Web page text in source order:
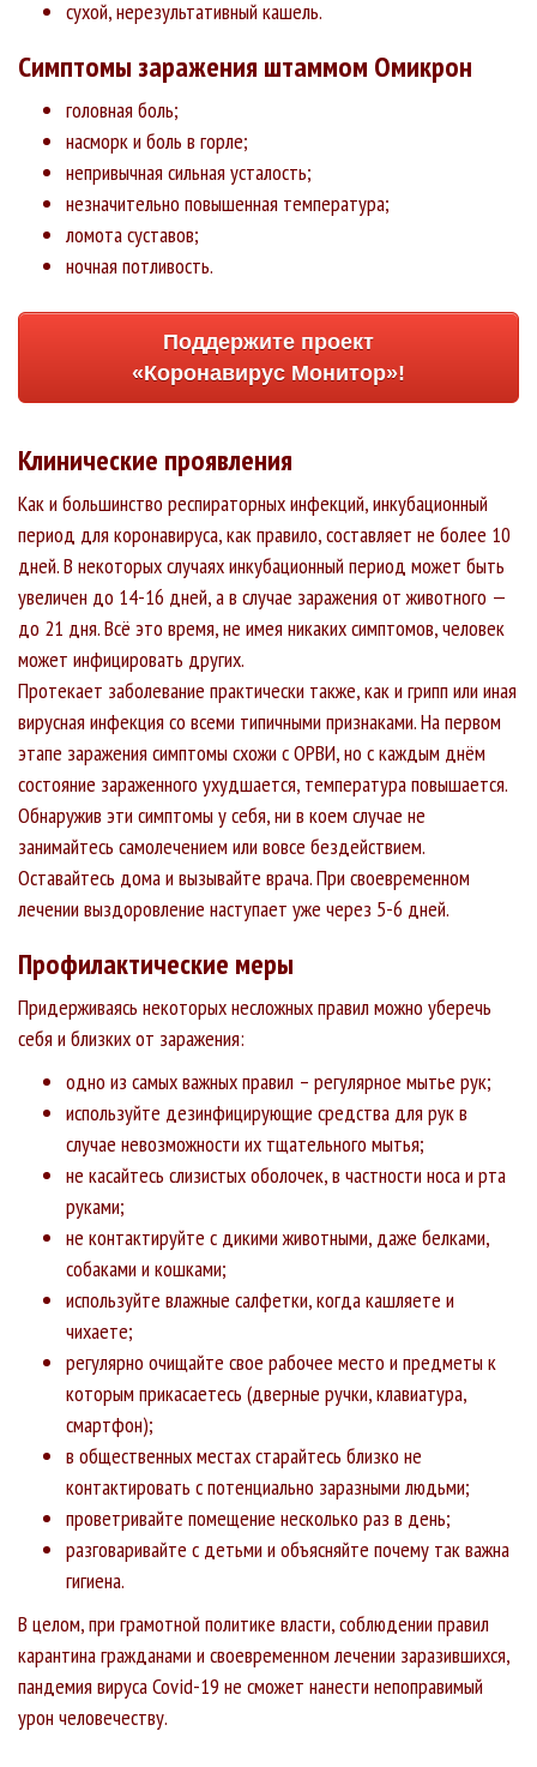
область +163 +72
автономная
+32 +29 +2
Ненецкий
автономный
округ
4305
+96
Чукотский
автономный
3192 2949 40
сухой, нерезультативный кашель.
Симптомы заражения штаммом Омикрон
головная боль;
насморк и боль в горле;
непривычная сильная усталость;
незначительно повышенная температура;
ломота суставов;
ночная потливость.
Поддержите проект
«Коронавирус Монитор»!
Клинические проявления
Как и большинство респираторных инфекций, инкубационный
период для коронавируса, как правило, составляет не более 10
дней. В некоторых случаях инкубационный период может быть
увеличен до 14-16 дней, а в случае заражения от животного —
до 21 дня. Всё это время, не имея никаких симптомов, человек
может инфицировать других.
Протекает заболевание практически также, как и грипп или иная
вирусная инфекция со всеми типичными признаками. На первом
этапе заражения симптомы схожи с ОРВИ, но с каждым днём
состояние зараженного ухудшается, температура повышается.
Обнаружив эти симптомы у себя, ни в коем случае не
занимайтесь самолечением или вовсе бездействием.
Оставайтесь дома и вызывайте врача. При своевременном
лечении выздоровление наступает уже через 5-6 дней.
Профилактические меры
Придерживаясь некоторых несложных правил можно уберечь
себя и близких от заражения:
одно из самых важных правил – регулярное мытье рук;
используйте дезинфицирующие средства для рук в
случае невозможности их тщательного мытья;
не касайтесь слизистых оболочек, в частности носа и рта
руками;
не контактируйте с дикими животными, даже белками,
собаками и кошками;
используйте влажные салфетки, когда кашляете и
чихаете;
регулярно очищайте свое рабочее место и предметы к
которым прикасаетесь (дверные ручки, клавиатура,
смартфон);
в общественных местах старайтесь близко не
контактировать с потенциально заразными людьми;
проветривайте помещение несколько раз в день;
разговаривайте с детьми и объясняйте почему так важна
гигиена.
В целом, при грамотной политике власти, соблюдении правил
карантина гражданами и своевременном лечении заразившихся,
пандемия вируса Covid-19 не сможет нанести непоправимый
урон человечеству.